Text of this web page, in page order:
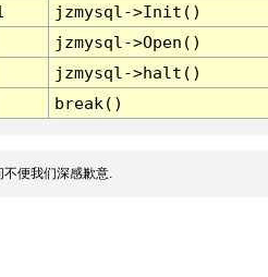
jzmysql->Init()
jzmysql->Open()
jzmysql->halt()
break()
便我们深感歉意.